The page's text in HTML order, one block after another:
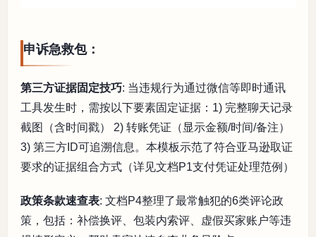
申诉急救包：
第三方证据固定技巧: 当违规行为通过微信等即时通讯
工具发生时，需按以下要素固定证据：1) 完整聊天记录
截图（含时间戳） 2) 转账凭证（显示金额/时间/备注）
3) 第三方ID可追溯信息。本模板示范了符合亚马逊取证
要求的证据组合方式（详见文档P1支付凭证处理范例）
政策条款速查表: 文档P4整理了最常触犯的6类评论政
策，包括：补偿换评、包装内索评、虚假买家账户等违